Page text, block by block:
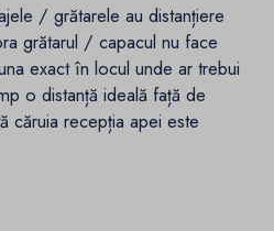
/ grătarele au distanțiere
grătarul / capacul nu face
exact în locul unde ar trebui
o distanță ideală față de
căruia recepția apei este